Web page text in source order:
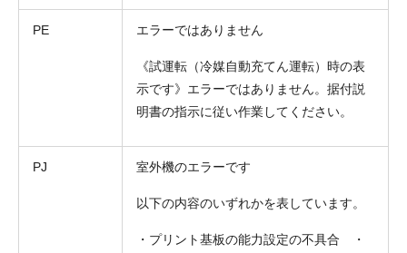
PE エラーではありません
《試運転（冷媒自動充てん運転）時の表
示です》エラーではありません。据付説
明書の指示に従い作業してください。
PJ 室外機のエラーです
以下の内容のいずれかを表しています。
・プリント基板の能力設定の不具合 ・